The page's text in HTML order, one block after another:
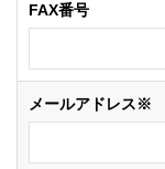
FAX番号
メールアドレス※